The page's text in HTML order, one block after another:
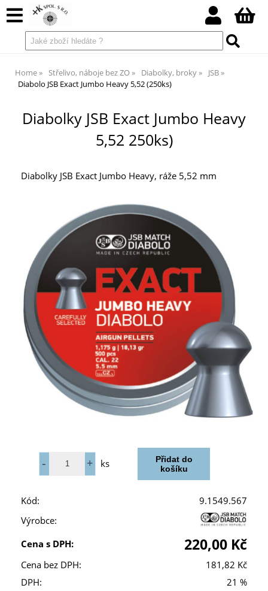
Home Střelivo, náboje bez ZO Diabolky, broky
JSB
Diabolo JSB Exact Jumbo Heavy 5,52 (250ks)
Diabolky JSB Exact Jumbo Heavy
5,52 250ks)
Diabolky JSB Exact Jumbo Heavy, ráže 5,52 mm
ks
Kód:
9.1549.567
Výrobce:
Cena s DPH:
220,00 Kč
Cena bez DPH:
181,82 Kč
DPH:
21 %